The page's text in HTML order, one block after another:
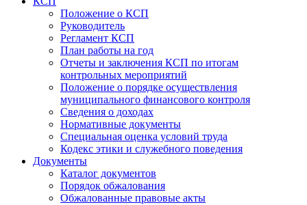
Положение о КСП
Руководитель
Регламент КСП
План работы на год
Отчеты и заключения КСП по итогам
контрольных мероприятий
Положение о порядке осуществления
муниципального финансового контроля
Сведения о доходах
Нормативные документы
Специальная оценка условий труда
Кодекс этики и служебного поведения
Документы
Каталог документов
Порядок обжалования
Обжалованные правовые акты